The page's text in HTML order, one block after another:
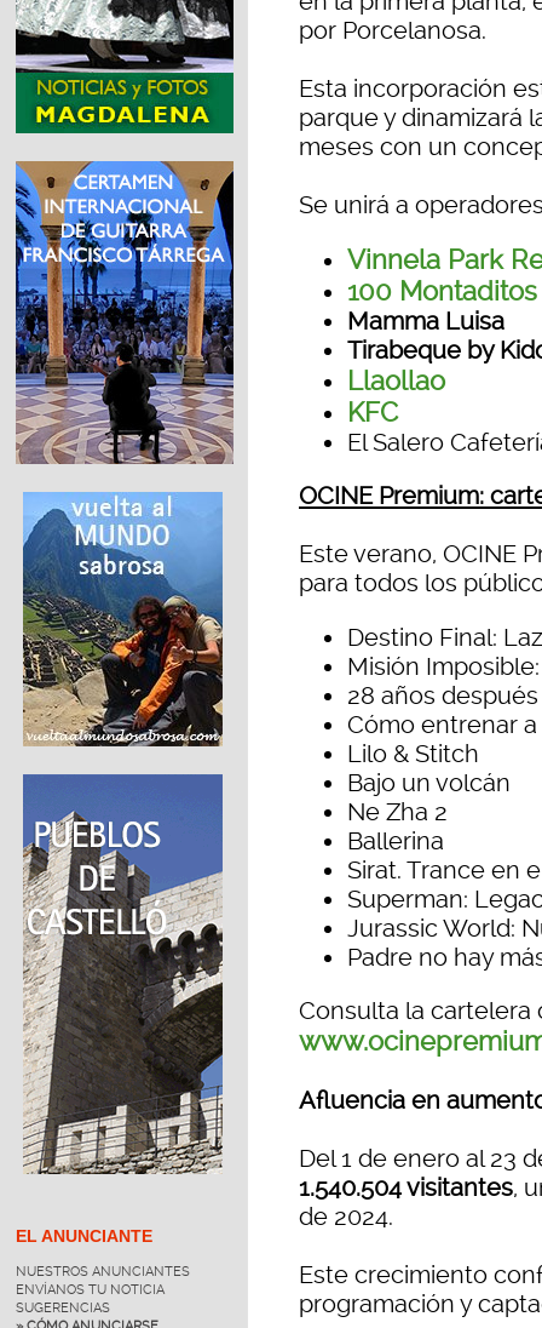
EL ANUNCIANTE
NUESTROS ANUNCIANTES
ENVÍANOS TU NOTICIA
SUGERENCIAS
por Porcelanosa.
Esta incorporación
parque y dinamizará
meses con un
Se unirá a
Vinnela Park
100 Montaditos
Mamma Luisa
Tirabeque by
Llaollao
KFC
El Salero
OCINE Premium:
Este verano, OCINE
para todos los
Destino Final:
Misión
28 años después
Cómo entrenar
Lilo & Stitch
Bajo un volcán
Ne Zha 2
Ballerina
Sirat. Trance en
Superman:
Jurassic World:
Padre no hay
Consulta la cartelera
Afluencia en
Del 1 de enero al 23
1.540.504 visitantes,
de 2024.
Este crecimiento
programación y